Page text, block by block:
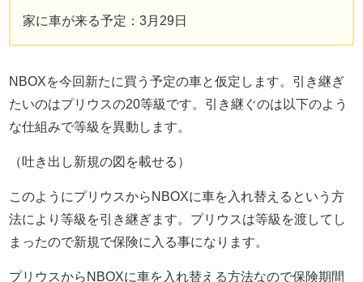
家に車が来る予定：3月29日
NBOXを今回新たに買う予定の車と仮定します。引き継ぎ
たいのはプリウスの20等級です。引き継ぐのは以下のよう
な仕組みで等級を異動します。
（吐き出し新規の図を載せる）
このようにプリウスからNBOXに車を入れ替えるという方
法により等級を引き継ぎます。プリウスは等級を渡してし
まったので新規で保険に入る事になります。
プリウスからNBOXに車を入れ替える方法なので保険期間